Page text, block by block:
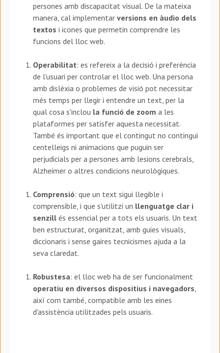
persones amb discapacitat visual. De la mateixa
manera, cal implementar versions en àudio dels
textos i icones que permetin comprendre les
funcions del lloc web.
Operabilitat: es refereix a la decisió i preferència
de l'usuari per controlar el lloc web. Una persona
amb dislèxia o problemes de visió pot necessitar
més temps per llegir i entendre un text, per la
qual cosa s'inclou la funció de zoom a les
plataformes per satisfer aquesta necessitat.
També és important que el contingut no contingui
centelleigs ni animacions que puguin ser
perjudicials per a persones amb lesions cerebrals,
Alzheimer o altres condicions neurològiques.
Comprensió: que un text sigui llegible i
comprensible, i que s'utilitzi un llenguatge clar i
senzill és essencial per a tots els usuaris. Un text
ben estructurat, organitzat, amb guies visuals,
diccionaris i sense gaires tecnicismes ajuda a la
seva claredat.
Robustesa: el lloc web ha de ser funcionalment
operatiu en diversos dispositius i navegadors
així com també, compatible amb les eines
d'assistència utilitzades pels usuaris.